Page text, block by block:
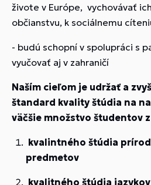
živote v Európe, vychovávať
občianstvu, k sociálnemu
- budú schopní v spolupráci s
vyučovať aj v zahraničí
Naším cieľom je udržať a
štandard kvality štúdia na
väčšie množstvo študentov
kvalintného štúdia
predmetov
kvalitného štúdia jazykov